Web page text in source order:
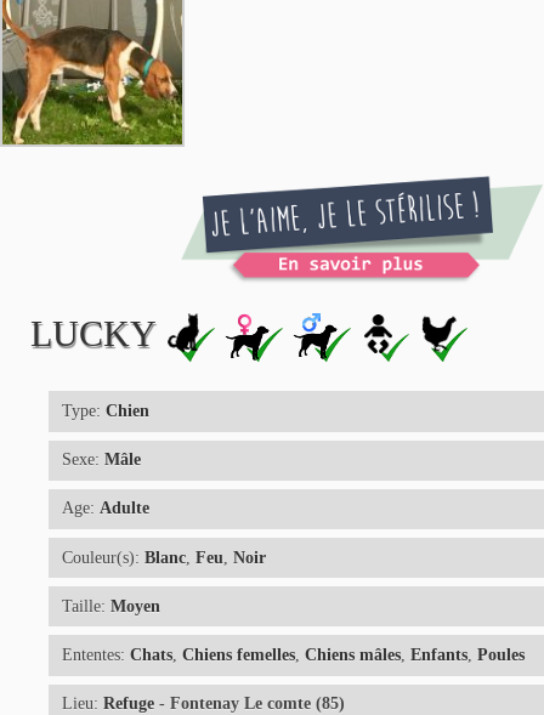
LUCKY
Type:Chien
Sexe:Mâle
Age:Adulte
Couleur(s):Blanc ,Feu ,Noir
Taille:Moyen
Ententes:Chats ,Chiens femelles ,Chiens mâles ,Enfants ,Poules
Lieu: Refuge - Fontenay Le comte (85)